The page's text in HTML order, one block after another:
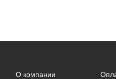
О компании